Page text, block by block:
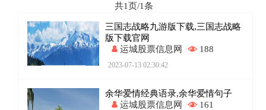
共1页/1条
三国志战略九游版下载,三国志战略
版下载官网
运城股票信息网
188
2023-07-13 02:30:42
余华爱情经典语录,余华爱情句子
运城股票信息网
161